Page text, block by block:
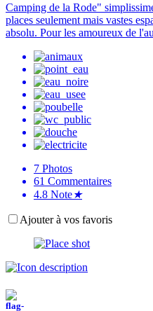
Camping de la Rode"
places seulement mais vastes
absolu. Pour les amoureux de
7 Photos
61 Commentaires
4.8 Note★
Ajouter à vos favoris